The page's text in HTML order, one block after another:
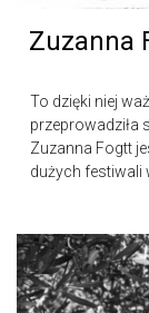
Zuzanna
To dzięki niej
przeprowadziła
Zuzanna Fogtt
dużych festiwali